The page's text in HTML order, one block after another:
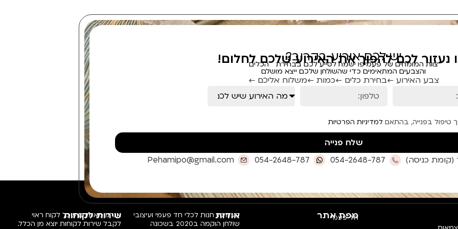
יש לכם אירוע בקרוב?
נעזור לכם להפוך את האירוע שלכם לחלום!
צוות המומחים של פעמיפו ישמח לסייע לכם בבחירת הכלים
והצבעים המתאימים כדי שהשולחן שלכם ייצא מושלם
צבע האירוע ←בחירת כלים ←כמות ←משלוח אליכם ←
טיפול בפנייה, בהתאםלמדיניות הפרטיות
שלח פנייה
054-2648-787
054-2648-787
Pehamipo@gmail.com
מפת אתר
חד פעמי
אודות
פעמיפו, חנות לכלי חד פעמי ועיצובי
שולחן הוקמה ב2020 בשכונה
שירות לקוחות
אנחנו מאמינים שכל לקוח ראוי
לקבל שירות לקוחות יוצא מן הכלל.